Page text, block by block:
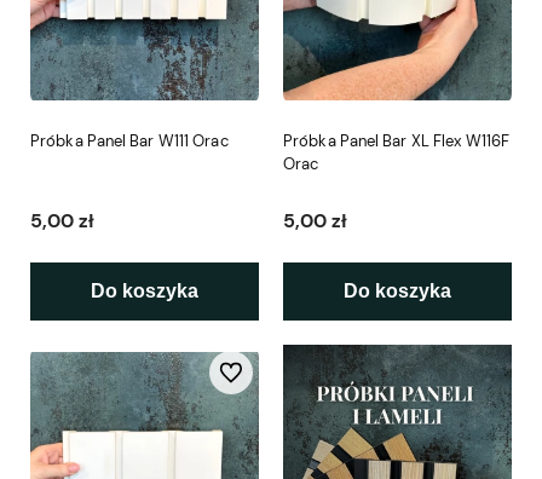
Próbka Panel Bar W111 Orac
5,00 zł
Do koszyka
Próbka Panel Bar XL Flex W116F
Orac
5,00 zł
Do koszyka
Do ulubionych